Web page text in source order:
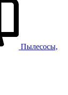
Пылесосы,